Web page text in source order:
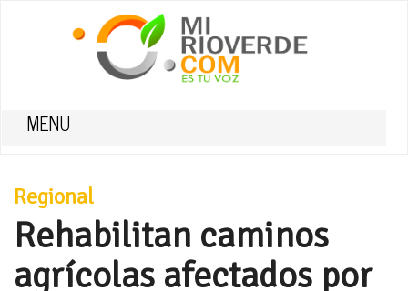
MENU
Regional
Rehabilitan caminos
agrícolas afectados por